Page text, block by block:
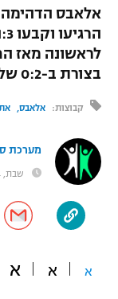
לוח שידורים
"מעל הליגה" –
"מחצית
הפועל חיפה
הפועל באר שבע
מכבי נתניה
בני יהודה
ליגה טורקית
ליגה סינית
ג'ודו
אגרוף
היאבקות WWE
אופניים
לראשונה מאז
בצורת ב-0:2 של אתלטיקו על אוביידו
קבוצות: אלאבס
מערכת
שבת, 19:14, 29.11.25
א א א